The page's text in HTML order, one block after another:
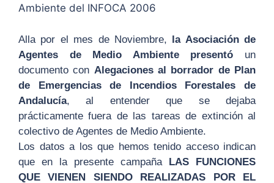
Ambiente del INFOCA 2006
Alla por el mes de Noviembre, la Asociación de
Agentes de Medio Ambiente presentó un
documento con Alegaciones al borrador de Plan
de Emergencias de Incendios Forestales de
Andalucía, al entender que se dejaba
prácticamente fuera de las tareas de extinción al
colectivo de Agentes de Medio Ambiente.
Los datos a los que hemos tenido acceso indican
que en la presente campaña LAS FUNCIONES
QUE VIENEN SIENDO REALIZADAS POR EL